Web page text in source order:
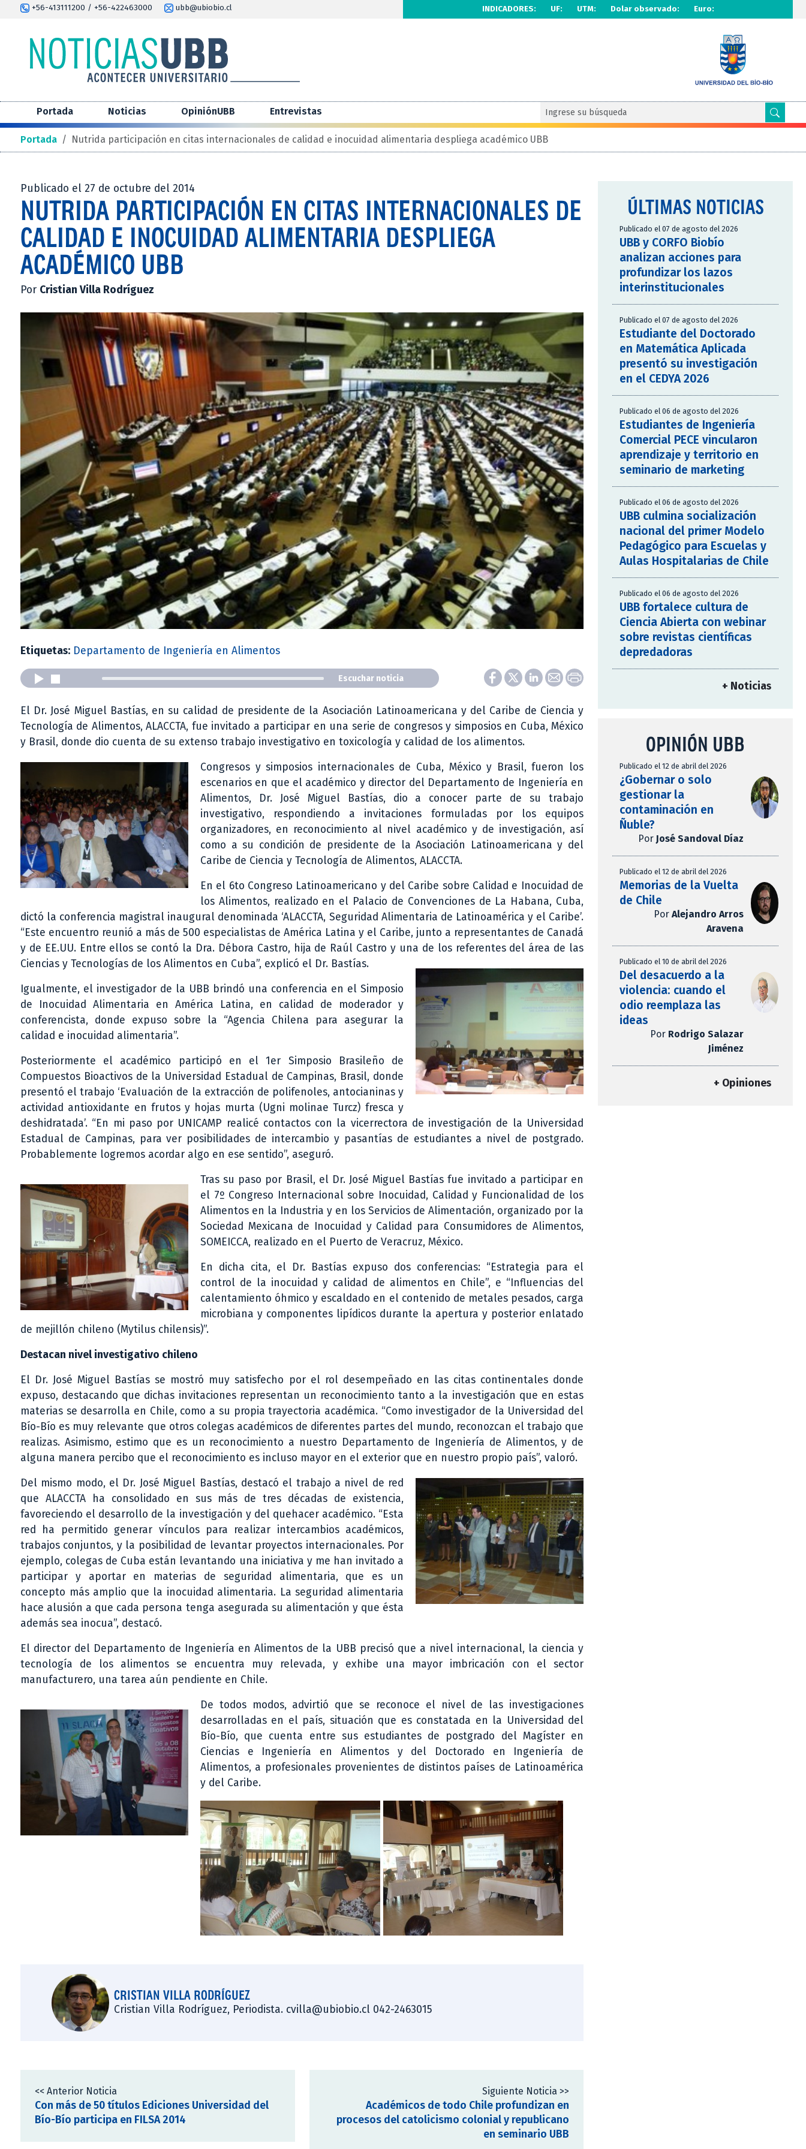
+56-413111200 / +56-422463000 ubb@ubiobio.cl INDICADORES: UF: UTM: Dolar observado: Euro:
Portada Noticias OpiniónUBB Entrevistas
Portada / Nutrida participación en citas internacionales de calidad e inocuidad alimentaria despliega académico UBB
Publicado el 27 de octubre del 2014
NUTRIDA PARTICIPACIÓN EN CITAS INTERNACIONALES DE
CALIDAD E INOCUIDAD ALIMENTARIA DESPLIEGA
ACADÉMICO UBB
Por Cristian Villa Rodríguez
Etiquetas: Departamento de Ingeniería en Alimentos
Escuchar noticia
El Dr. José Miguel Bastías, en su calidad de presidente de la Asociación Latinoamericana y del Caribe de Ciencia y
Tecnología de Alimentos, ALACCTA, fue invitado a participar en una serie de congresos y simposios en Cuba, México
y Brasil, donde dio cuenta de su extenso trabajo investigativo en toxicología y calidad de los alimentos.
Congresos y simposios internacionales de Cuba, México y Brasil, fueron los
escenarios en que el académico y director del Departamento de Ingeniería en
Alimentos, Dr. José Miguel Bastías, dio a conocer parte de su trabajo
investigativo, respondiendo a invitaciones formuladas por los equipos
organizadores, en reconocimiento al nivel académico y de investigación, así
como a su condición de presidente de la Asociación Latinoamericana y del
Caribe de Ciencia y Tecnología de Alimentos, ALACCTA.
En el 6to Congreso Latinoamericano y del Caribe sobre Calidad e Inocuidad de
los Alimentos, realizado en el Palacio de Convenciones de La Habana, Cuba,
dictó la conferencia magistral inaugural denominada ‘ALACCTA, Seguridad Alimentaria de Latinoamérica y el Caribe’.
“Este encuentro reunió a más de 500 especialistas de América Latina y el Caribe, junto a representantes de Canadá
y de EE.UU. Entre ellos se contó la Dra. Débora Castro, hija de Raúl Castro y una de los referentes del área de las
Ciencias y Tecnologías de los Alimentos en Cuba”, explicó el Dr. Bastías.
Igualmente, el investigador de la UBB brindó una conferencia en el Simposio
de Inocuidad Alimentaria en América Latina, en calidad de moderador y
conferencista, donde expuso sobre la “Agencia Chilena para asegurar la
calidad e inocuidad alimentaria”.
Posteriormente el académico participó en el 1er Simposio Brasileño de
Compuestos Bioactivos de la Universidad Estadual de Campinas, Brasil, donde
presentó el trabajo ‘Evaluación de la extracción de polifenoles, antocianinas y
actividad antioxidante en frutos y hojas murta (Ugni molinae Turcz) fresca y
deshidratada’. “En mi paso por UNICAMP realicé contactos con la vicerrectora de investigación de la Universidad
Estadual de Campinas, para ver posibilidades de intercambio y pasantías de estudiantes a nivel de postgrado.
Probablemente logremos acordar algo en ese sentido”, aseguró.
Tras su paso por Brasil, el Dr. José Miguel Bastías fue invitado a participar en
el 7º Congreso Internacional sobre Inocuidad, Calidad y Funcionalidad de los
Alimentos en la Industria y en los Servicios de Alimentación, organizado por la
Sociedad Mexicana de Inocuidad y Calidad para Consumidores de Alimentos,
SOMEICCA, realizado en el Puerto de Veracruz, México.
En dicha cita, el Dr. Bastías expuso dos conferencias: “Estrategia para el
control de la inocuidad y calidad de alimentos en Chile”, e “Influencias del
calentamiento óhmico y escaldado en el contenido de metales pesados, carga
microbiana y componentes lipídicos durante la apertura y posterior enlatado
de mejillón chileno (Mytilus chilensis)”.
Destacan nivel investigativo chileno
El Dr. José Miguel Bastías se mostró muy satisfecho por el rol desempeñado en las citas continentales donde
expuso, destacando que dichas invitaciones representan un reconocimiento tanto a la investigación que en estas
materias se desarrolla en Chile, como a su propia trayectoria académica. “Como investigador de la Universidad del
Bío-Bío es muy relevante que otros colegas académicos de diferentes partes del mundo, reconozcan el trabajo que
realizas. Asimismo, estimo que es un reconocimiento a nuestro Departamento de Ingeniería de Alimentos, y de
alguna manera percibo que el reconocimiento es incluso mayor en el exterior que en nuestro propio país”, valoró.
Del mismo modo, el Dr. José Miguel Bastías, destacó el trabajo a nivel de red
que ALACCTA ha consolidado en sus más de tres décadas de existencia,
favoreciendo el desarrollo de la investigación y del quehacer académico. “Esta
red ha permitido generar vínculos para realizar intercambios académicos,
trabajos conjuntos, y la posibilidad de levantar proyectos internacionales. Por
ejemplo, colegas de Cuba están levantando una iniciativa y me han invitado a
participar y aportar en materias de seguridad alimentaria, que es un
concepto más amplio que la inocuidad alimentaria. La seguridad alimentaria
hace alusión a que cada persona tenga asegurada su alimentación y que ésta
además sea inocua”, destacó.
El director del Departamento de Ingeniería en Alimentos de la UBB precisó que a nivel internacional, la ciencia y
tecnología de los alimentos se encuentra muy relevada, y exhibe una mayor imbricación con el sector
manufacturero, una tarea aún pendiente en Chile.
De todos modos, advirtió que se reconoce el nivel de las investigaciones
desarrolladas en el país, situación que es constatada en la Universidad del
Bío-Bío, que cuenta entre sus estudiantes de postgrado del Magíster en
Ciencias e Ingeniería en Alimentos y del Doctorado en Ingeniería de
Alimentos, a profesionales provenientes de distintos países de Latinoamérica
y del Caribe.
CRISTIAN VILLA RODRÍGUEZ
Cristian Villa Rodríguez, Periodista. cvilla@ubiobio.cl 042-2463015
<< Anterior Noticia
Con más de 50 títulos Ediciones Universidad del
Bío-Bío participa en FILSA 2014
Siguiente Noticia >>
Académicos de todo Chile profundizan en
procesos del catolicismo colonial y republicano
en seminario UBB
ÚLTIMAS NOTICIAS
Publicado el 07 de agosto del 2026
UBB y CORFO Biobío
analizan acciones para
profundizar los lazos
interinstitucionales
Publicado el 07 de agosto del 2026
Estudiante del Doctorado
en Matemática Aplicada
presentó su investigación
en el CEDYA 2026
Publicado el 06 de agosto del 2026
Estudiantes de Ingeniería
Comercial PECE vincularon
aprendizaje y territorio en
seminario de marketing
Publicado el 06 de agosto del 2026
UBB culmina socialización
nacional del primer Modelo
Pedagógico para Escuelas y
Aulas Hospitalarias de Chile
Publicado el 06 de agosto del 2026
UBB fortalece cultura de
Ciencia Abierta con webinar
sobre revistas científicas
depredadoras
+ Noticias
OPINIÓN UBB
Publicado el 12 de abril del 2026
¿Gobernar o solo
gestionar la
contaminación en
Ñuble?
Por José Sandoval Díaz
Publicado el 12 de abril del 2026
Memorias de la Vuelta
de Chile
Por Alejandro Arros
Aravena
Publicado el 10 de abril del 2026
Del desacuerdo a la
violencia: cuando el
odio reemplaza las
ideas
Por Rodrigo Salazar
Jiménez
+ Opiniones